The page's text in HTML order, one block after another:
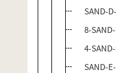
SAND-
8-
4-
SAND-